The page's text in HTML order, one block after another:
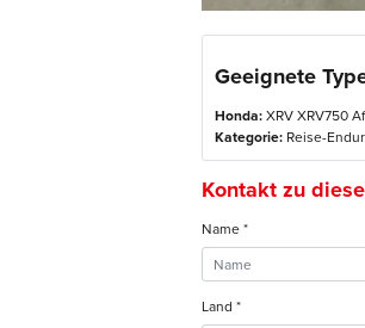
Geeignete
Honda: XRV XRV750
Kategorie: Reise-
Kontakt zu
Name *
Land *